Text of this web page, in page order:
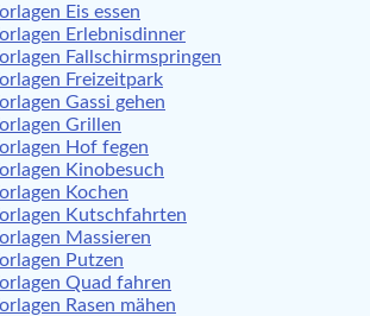
Eis essen
Erlebnisdinner
Fallschirmspringen
Freizeitpark
Gassi gehen
Grillen
Hof fegen
Kinobesuch
Kochen
Kutschfahrten
Massieren
Putzen
Quad fahren
Rasen mähen